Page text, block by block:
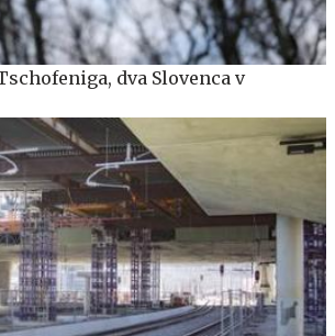
dva Slovenca v